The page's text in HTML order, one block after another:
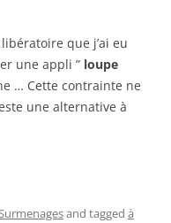
que j’ai eu
une appli ” loupe
… Cette contrainte ne
une alternative à
and tagged à